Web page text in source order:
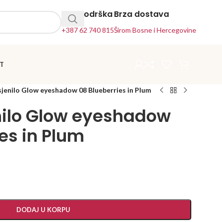
24h Podrška
+387 62 740 815
Brza dostava
Širom Bosne i Hercegovine
Glow eyeshadow 08 Blueberries in Plum
Glow eyeshadow
in Plum
DODAJ U KORPU